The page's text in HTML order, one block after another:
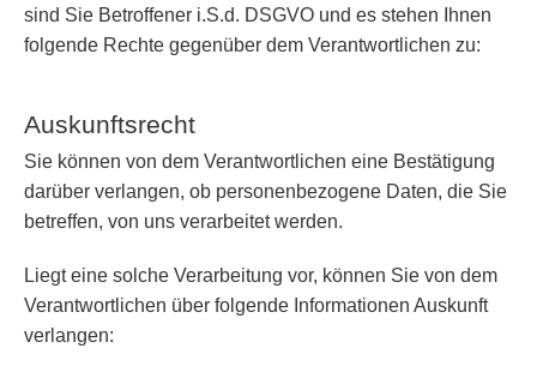
sind Sie Betroffener i.S.d. DSGVO und es stehen Ihnen
folgende Rechte gegenüber dem Verantwortlichen zu:
Auskunftsrecht
Sie können von dem Verantwortlichen eine Bestätigung
darüber verlangen, ob personenbezogene Daten, die Sie
betreffen, von uns verarbeitet werden.
Liegt eine solche Verarbeitung vor, können Sie von dem
Verantwortlichen über folgende Informationen Auskunft
verlangen: